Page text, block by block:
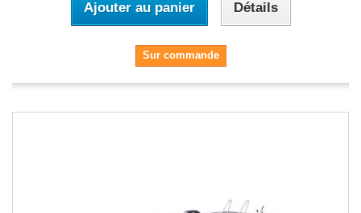
Ajouter au panier Détails
Sur commande